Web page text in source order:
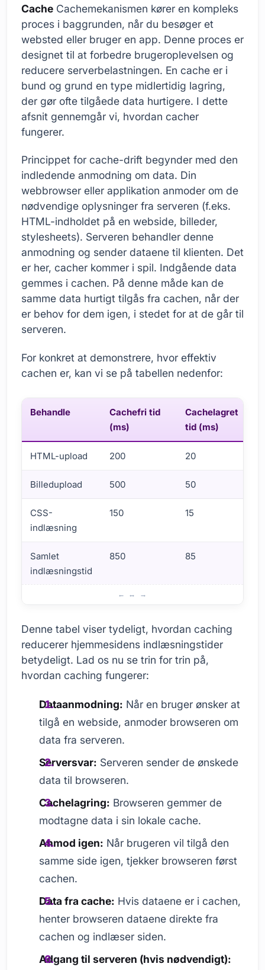
Cache Cachemekanismen kører en kompleks
proces i baggrunden, når du besøger et
websted eller bruger en app. Denne proces er
designet til at forbedre brugeroplevelsen og
reducere serverbelastningen. En cache er i
bund og grund en type midlertidig lagring,
der gør ofte tilgåede data hurtigere. I dette
afsnit gennemgår vi, hvordan cacher
fungerer.
Princippet for cache-drift begynder med den
indledende anmodning om data. Din
webbrowser eller applikation anmoder om de
nødvendige oplysninger fra serveren (f.eks.
HTML-indholdet på en webside, billeder,
stylesheets). Serveren behandler denne
anmodning og sender dataene til klienten. Det
er her, cacher kommer i spil. Indgående data
gemmes i cachen. På denne måde kan de
samme data hurtigt tilgås fra cachen, når der
er behov for dem igen, i stedet for at de går til
serveren.
For konkret at demonstrere, hvor effektiv
cachen er, kan vi se på tabellen nedenfor:
Behandle
Cachefri tid
(ms)
Cachelagret
tid (ms)
HTML-upload 200 20
Billedupload 500 50
CSS-
indlæsning
150 15
Samlet
indlæsningstid
850 85
Denne tabel viser tydeligt, hvordan caching
reducerer hjemmesidens indlæsningstider
betydeligt. Lad os nu se trin for trin på,
hvordan caching fungerer:
Dataanmodning: Når en bruger ønsker at
tilgå en webside, anmoder browseren om
data fra serveren.
Serversvar: Serveren sender de ønskede
data til browseren.
Cachelagring: Browseren gemmer de
modtagne data i sin lokale cache.
Anmod igen: Når brugeren vil tilgå den
samme side igen, tjekker browseren først
cachen.
Data fra cache: Hvis dataene er i cachen,
henter browseren dataene direkte fra
cachen og indlæser siden.
Adgang til serveren (hvis nødvendigt):